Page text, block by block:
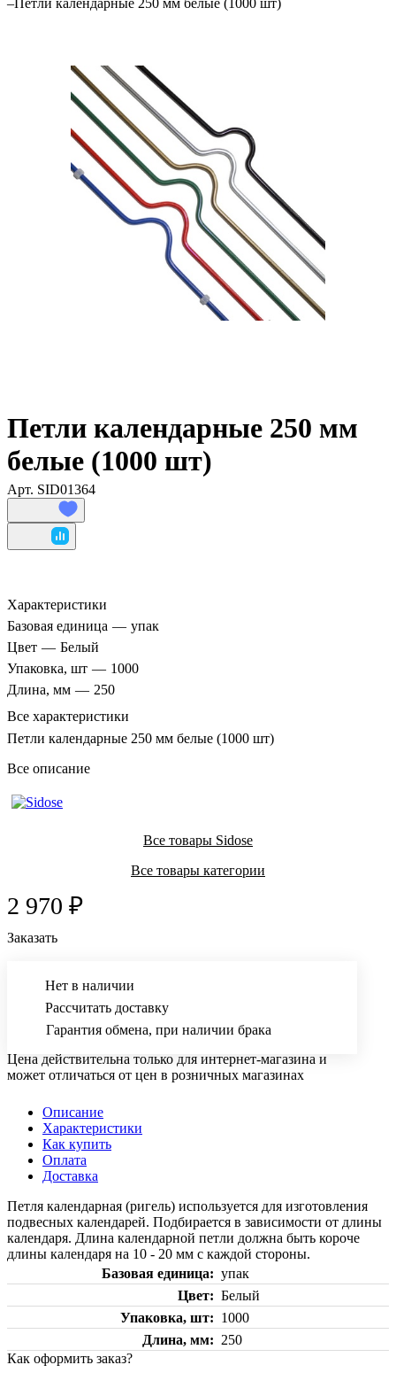
– Петли календарные 250 мм белые (1000 шт)
Петли календарные 250 мм
белые (1000 шт)
Арт. SID01364
Характеристики
Базовая единица — упак
Цвет — Белый
Упаковка, шт — 1000
Длина, мм — 250
Все характеристики
Петли календарные 250 мм белые (1000 шт)
Все описание
Все товары Sidose
Все товары категории
2 970 ₽
Заказать
Нет в наличии
Рассчитать доставку
Гарантия обмена, при наличии брака
Цена действительна только для интернет-магазина и
может отличаться от цен в розничных магазинах
Описание
Характеристики
Как купить
Оплата
Доставка
Петля календарная (ригель) используется для изготовления
подвесных календарей. Подбирается в зависимости от длины
календаря. Длина календарной петли должна быть короче
длины календаря на 10 - 20 мм с каждой стороны.
Базовая единица
упак
Цвет
Белый
Упаковка, шт
1000
Длина, мм
250
Как оформить заказ?